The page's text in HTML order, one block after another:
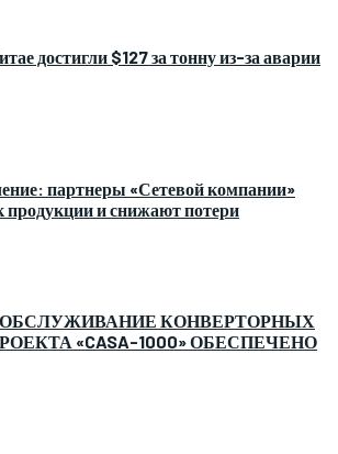
достигли $127 за тонну из-за аварии
партнеры «Сетевой компании»
продукции и снижают потери
КОНВЕРТОРНЫХ
«CASA-1000» ОБЕСПЕЧЕНО